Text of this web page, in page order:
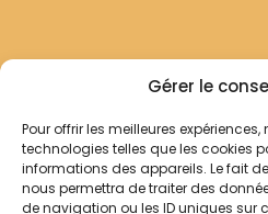
Gérer le
Pour offrir les meilleures
technologies telles que les cookies
informations des appareils. Le fait
nous permettra de traiter des
de navigation ou les ID uniques sur
Archives
RECHERCHER
Comment chercher ?
Les archives